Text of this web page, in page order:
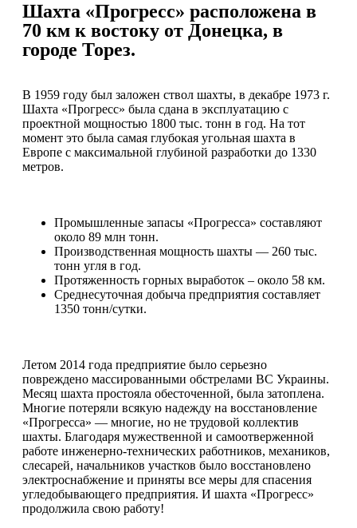
Шахта «Прогресс» расположена в
70 км к востоку от Донецка, в
городе Торез.
В 1959 году был заложен ствол шахты, в декабре 1973 г.
Шахта «Прогресс» была сдана в эксплуатацию с
проектной мощностью 1800 тыс. тонн в год. На тот
момент это была самая глубокая угольная шахта в
Европе с максимальной глубиной разработки до 1330
метров.
Промышленные запасы «Прогресса» составляют
около 89 млн тонн.
Производственная мощность шахты — 260 тыс.
тонн угля в год.
Протяженность горных выработок – около 58 км.
Среднесуточная добыча предприятия составляет
1350 тонн/сутки.
Летом 2014 года предприятие было серьезно
повреждено массированными обстрелами ВС Украины.
Месяц шахта простояла обесточенной, была затоплена.
Многие потеряли всякую надежду на восстановление
«Прогресса» — многие, но не трудовой коллектив
шахты. Благодаря мужественной и самоотверженной
работе инженерно-технических работников, механиков,
слесарей, начальников участков было восстановлено
электроснабжение и приняты все меры для спасения
угледобывающего предприятия. И шахта «Прогресс»
продолжила свою работу!